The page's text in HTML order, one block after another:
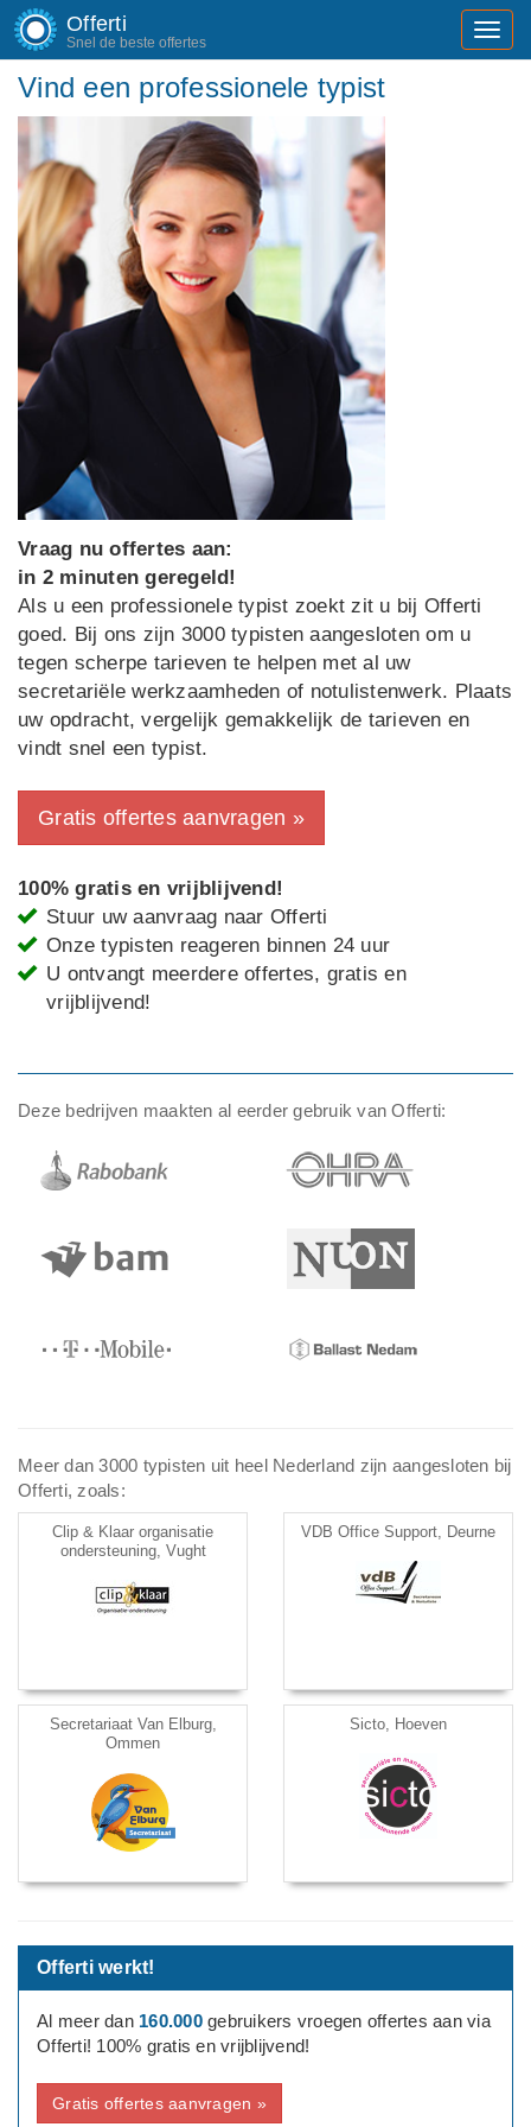
Offerti
Snel de beste offertes
Vind een professionele typist
Vraag nu offertes aan:
in 2 minuten geregeld!
Als u een professionele typist zoekt zit u bij Offerti
goed. Bij ons zijn 3000 typisten aangesloten om u
tegen scherpe tarieven te helpen met al uw
secretariële werkzaamheden of notulistenwerk. Plaats
uw opdracht, vergelijk gemakkelijk de tarieven en
vindt snel een typist.
Gratis offertes aanvragen »
100% gratis en vrijblijvend!
Stuur uw aanvraag naar Offerti
Onze typisten reageren binnen 24 uur
U ontvangt meerdere offertes, gratis en
vrijblijvend!
Deze bedrijven maakten al eerder gebruik van Offerti:
Meer dan 3000 typisten uit heel Nederland zijn aangesloten bij
Offerti, zoals:
Clip & Klaar organisatie
ondersteuning, Vught
VDB Office Support, Deurne
Secretariaat Van Elburg,
Ommen
Sicto, Hoeven
Offerti werkt!
Al meer dan 160.000gebruikers vroegen offertes aan via
Offerti! 100% gratis en vrijblijvend!
Gratis offertes aanvragen »